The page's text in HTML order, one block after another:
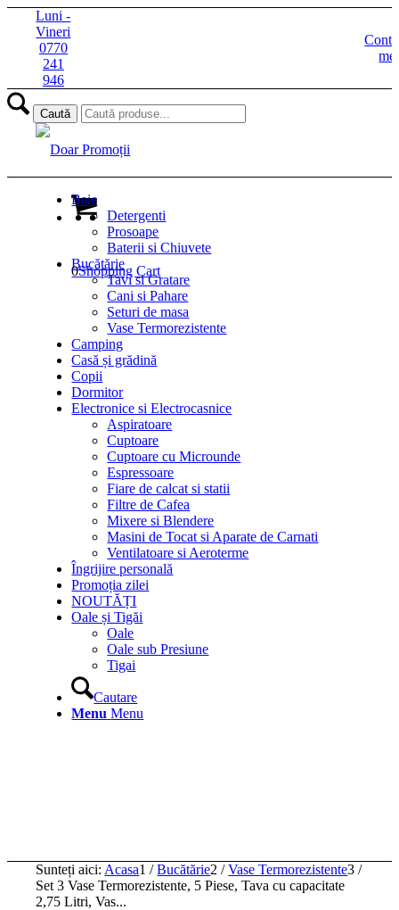
Luni -
Vineri
0770
241
946
0Shopping Cart
Baie
Detergenti
Prosoape
Baterii si Chiuvete
Bucătărie
Tavi si Gratare
Cani si Pahare
Seturi de masa
Vase Termorezistente
Camping
Casă și grădină
Copii
Dormitor
Electronice si Electrocasnice
Aspiratoare
Cuptoare
Cuptoare cu Microunde
Espressoare
Fiare de calcat si statii
Filtre de Cafea
Mixere si Blendere
Masini de Tocat si Aparate de Carnati
Ventilatoare si Aeroterme
Îngrijire personală
Promoția zilei
NOUTĂȚI
Oale și Tigăi
Oale
Oale sub Presiune
Tigai
Cautare
Menu Menu
Sunteți aici: Acasa1 / Bucătărie2 / Vase Termorezistente3 /
Set 3 Vase Termorezistente, 5 Piese, Tava cu capacitate
2,75 Litri, Vas...